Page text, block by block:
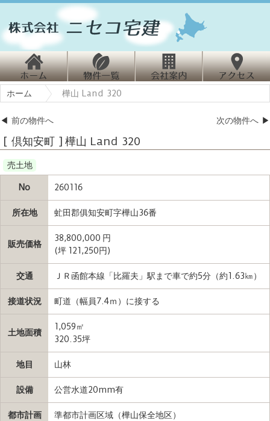
ホ
ーム
物
件情報
会
ホーム 樺山 Land 320
◀ 前の物件へ 次の物件へ ▶
[ 倶知安町 ] 樺山 Land 320
売土地
No 260116
所在地 虻田郡俱知安町字樺山36番
販売価格
38,800,000 円
(坪 121,250円)
交通 ＪＲ函館本線「比羅夫」駅まで車で約5分（約1.63㎞）
接道状況 町道（幅員7.4ｍ）に接する
土地面積
1,059㎡
320.35坪
地目 山林
設備 公営水道20mm有
都市計画 準都市計画区域（樺山保全地区）